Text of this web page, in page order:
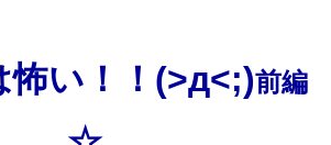
い！！(>д<;)前編